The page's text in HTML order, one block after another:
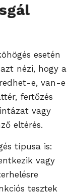
esetén
nézi, hogy a
e, van-e
fertőzés
vagy
eltérés.
típusa is:
vagy
tesztek